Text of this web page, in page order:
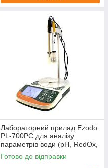
Лабораторний прилад Ezodo
PL-700PC для аналізу
параметрів води (рН, RedOx,
Cond, TDS, Salt, Temp)
Готово до відправки